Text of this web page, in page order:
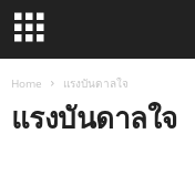
Home แรงบันดาลใจ
แรงบันดาลใจ
5 เคล็ดลับ สร้างนิ